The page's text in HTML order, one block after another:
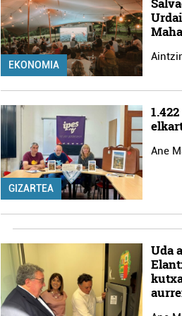
erabiltzeko baimen esplizitua
irakurri
EKONOMIA
GIZARTEA
Ane
Uda